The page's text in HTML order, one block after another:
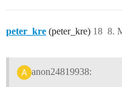
peter_kre (peter_kre) 8.
18
anon24819938: